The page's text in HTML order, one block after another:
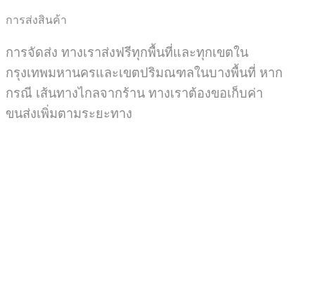
การส่งสินค้า
การจัดส่ง ทางเราส่งฟรีทุกพื้นที่และทุกเขตใน
กรุงเทพมหานครและเขตปริมณฑลในบางพื้นที่ หาก
กรณี เส้นทางไกลจากร้าน ทางเราต้องขอเก็บค่า
ขนส่งเพิ่มตามระยะทาง